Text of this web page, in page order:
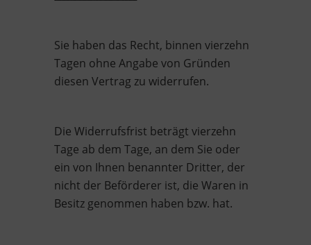
Sie haben das Recht, binnen vierzehn
Tagen ohne Angabe von Gründen
diesen Vertrag zu widerrufen.
Die Widerrufsfrist beträgt vierzehn
Tage ab dem Tage, an dem Sie oder
ein von Ihnen benannter Dritter, der
nicht der Beförderer ist, die Waren in
Besitz genommen haben bzw. hat.